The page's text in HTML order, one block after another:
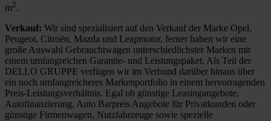
m2.
Verkauf: Wir sind spezialisiert auf den Verkauf der Marke Opel,
Peugeot, Citroën, Mazda und Leapmotor, ferner haben wir eine
große Auswahl Gebrauchtwagen unterschiedlichster Marken mit
einem umfangreichen Garantie- und Leistungspaket. Als Teil der
DELLO GRUPPE verfügen wir im Verbund darüber hinaus über
ein noch umfangreicheres Markenportfolio in einem hervorragenden
Preis-Leistungsverhältnis. Egal ob günstige Leasingangebote,
Autofinanzierung, Auto Barpreis Angebote für Privatkunden oder
günstige Firmenwagen, Nutzfahrzeuge sowie spezielle